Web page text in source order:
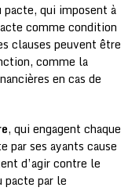
pacte, qui imposent à
comme condition
clauses peuvent être
comme la
en cas de
, qui engagent chaque
par ses ayants cause
d’agir contre le
pacte par le